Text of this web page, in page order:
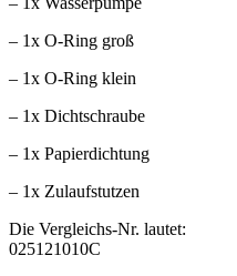
– 1x O-Ring groß
– 1x O-Ring klein
– 1x Dichtschraube
– 1x Papierdichtung
– 1x Zulaufstutzen
Die Vergleichs-Nr. lautet:
025121010C